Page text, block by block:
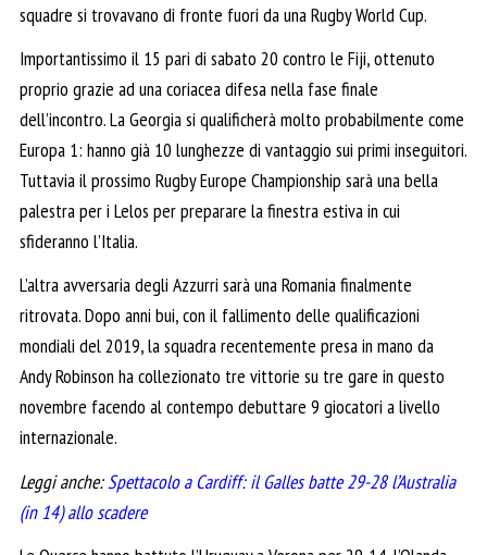
squadre si trovavano di fronte fuori da una Rugby World Cup.
Importantissimo il 15 pari di sabato 20 contro le Fiji, ottenuto
proprio grazie ad una coriacea difesa nella fase finale
dell’incontro. La Georgia si qualificherà molto probabilmente come
Europa 1: hanno già 10 lunghezze di vantaggio sui primi inseguitori.
Tuttavia il prossimo Rugby Europe Championship sarà una bella
palestra per i Lelos per preparare la finestra estiva in cui
sfideranno l’Italia.
L’altra avversaria degli Azzurri sarà una Romania finalmente
ritrovata. Dopo anni bui, con il fallimento delle qualificazioni
mondiali del 2019, la squadra recentemente presa in mano da
Andy Robinson ha collezionato tre vittorie su tre gare in questo
novembre facendo al contempo debuttare 9 giocatori a livello
internazionale.
Leggi anche:Spettacolo a Cardiff: il Galles batte 29-28 l’Australia
(in 14) allo scadere